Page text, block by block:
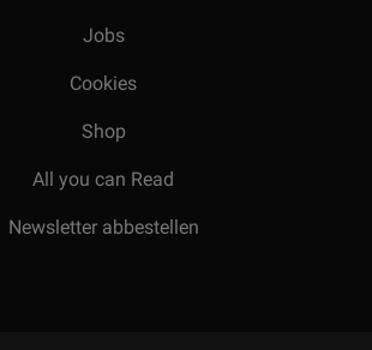
Jobs
Cookies
Shop
All you can Read
Newsletter abbestellen